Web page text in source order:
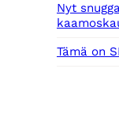
Nyt
Tämä on